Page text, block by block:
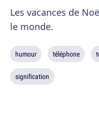
Les vacances de
le monde.
humour téléphone
signification